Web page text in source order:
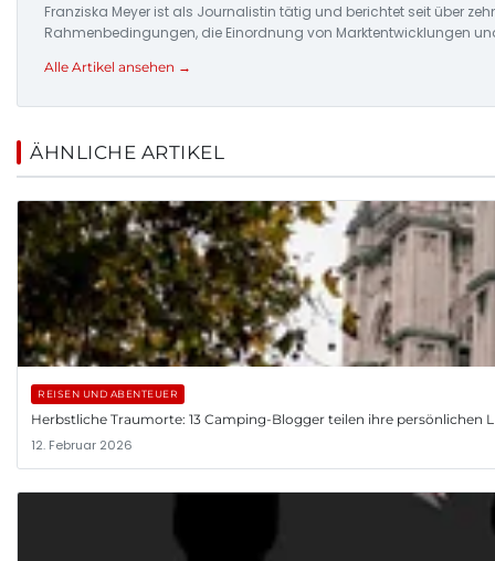
Franziska Meyer ist als Journalistin tätig und berichtet seit über
Rahmenbedingungen, die Einordnung von Marktentwicklungen
Alle Artikel ansehen →
ÄHNLICHE ARTIKEL
REISEN UND ABENTEUER
Herbstliche Traumorte: 13 Camping-Blogger teilen ihre persönlichen
12. Februar 2026